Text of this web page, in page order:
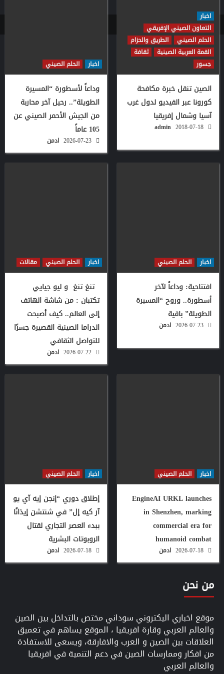
اخبار
التعاون الصيني الإفريقي
الحلم الصيني
الطريق والحزام
القمة العربية الصينية
ثقافة
جسور
الصين تنقل خبرة مكافحة
كورونا عبر الفيديو لدول غرب
آسيا وشمال إفريقيا
admin
اخبار الحلم الصيني
وداعاً لأسطورة “المسيرة
الطويلة”.. رحيل آخر محاربة
من الجيش الأحمر الصيني عن
105 عاماً
ادمن
اخبار الحلم الصيني
افتتاحية: وداعاً لآخر
أسطورة.. وروح “المسيرة
الطويلة” باقية
ادمن
اخبار الحلم الصيني مقالات
تنغ تنغ و ليو جيايي
تكتبان : من شاشة الهاتف
إلى العالم.. كيف أصبحت
الدراما الصينية القصيرة جسرًا
للتواصل الثقافي
ادمن
اخبار الحلم الصيني
EngineAI URKL launches
in Shenzhen, marking
commercial era for
humanoid combat
ادمن
اخبار الحلم الصيني
إطلاق دوري “إنجن إيه آي يو
آر كيه إل” في شنتشن إيذانًا
ببدء العصر التجاري لقتال
الروبوتات البشرية
ادمن
من نحن
موقع اخباري اليكتروني سوداني مختص بالتداخل بين الصين
والعالم العربي وقارة افريقيا ، الموقع يساهم في تعميق
العلاقات بين الصين و العرب والافارقة، ويسعى للاستفادة
من افكار وممارسات الصين في دعم التنمية في افريقيا
والعالم العربي